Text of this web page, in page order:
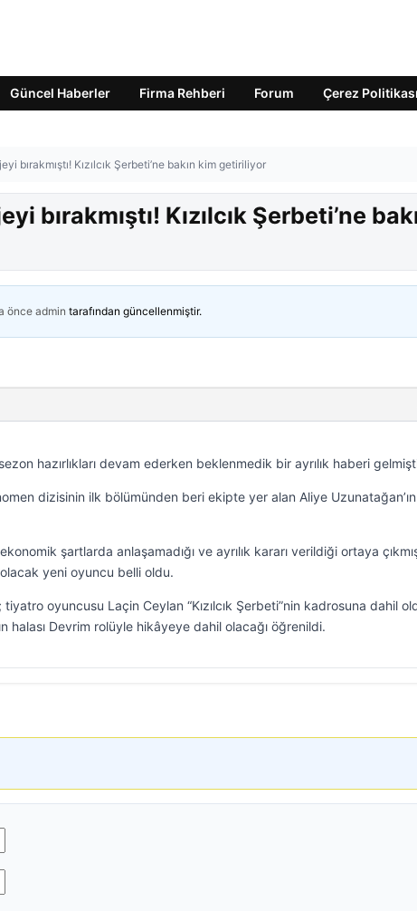
Güncel Haberler Firma Rehberi Forum Çerez Politikası
bırakmıştı! Kızılcık Şerbeti’ne bakın kim getiriliyor
bırakmıştı! Kızılcık Şerbeti’ne
önce admin tarafından güncellenmiştir.
hazırlıkları devam ederken beklenmedik bir ayrılık haberi
dizisinin ilk bölümünden beri ekipte yer alan Aliye Uzunatağan’ın
şartlarda anlaşamadığı ve ayrılık kararı verildiği ortaya
yeni oyuncu belli oldu.
tiyatro oyuncusu Laçin Ceylan “Kızılcık Şerbeti”nin kadrosuna dahil
halası Devrim rolüyle hikâyeye dahil olacağı öğrenildi.